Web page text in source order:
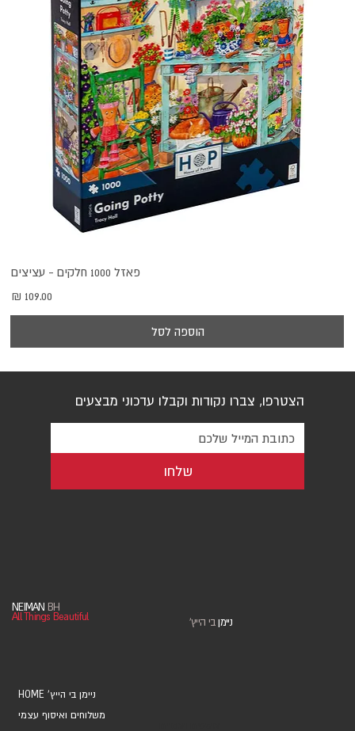
פאזל 1000 חלקים - עציצים
מחיר
הוספה לסל
HOME 'ניימן בי הייץ
משלוחים ואיסוף עצמי
הצטרפו, צברו נקודות וקבלו עדכוני מבצעים
שלחו
NEIMAN BH
All Things Beautiful
' ניימן בי הייץ